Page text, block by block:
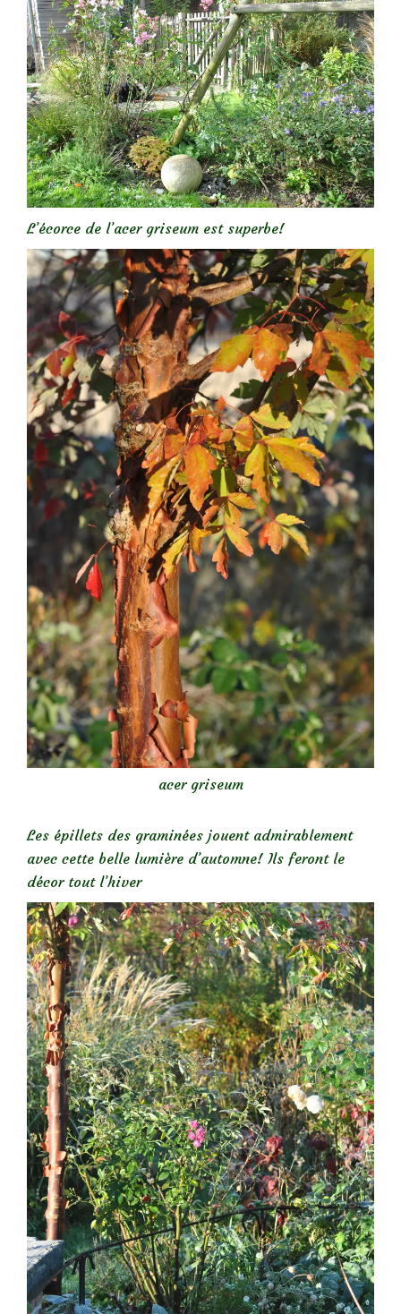
L’écorce de l’acer griseum est superbe!
acer griseum
Les épillets des graminées jouent admirablement
avec cette belle lumière d’automne! Ils feront le
décor tout l’hiver